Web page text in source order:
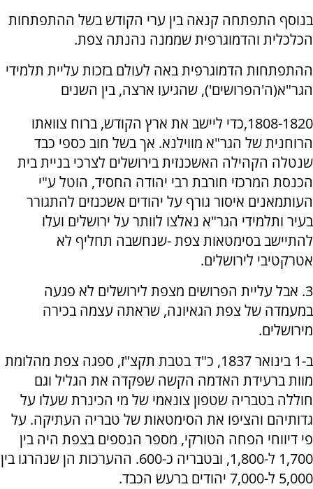
בנוסף התפתחה קנאה בין ערי הקודש בשל ההתפתחות
הכלכלית והדמוגרפית שממנה נהנתה צפת.
ההתפתחות הדמוגרפית באה לעולם בזכות עליית תלמידי
הגר"א(ה'הפרושים'), שהגיעו ארצה, בין השנים
1808-1820,כדי ליישב את ארץ הקודש, ברוח צוואתו
הרוחנית של הגר"א מווילנא. אך בשל חוב כספי כבד
שנטלה הקהילה האשכנזית בירושלים לצרכי בניית בית
הכנסת המרכזי חורבת רבי יהודה החסיד, הוטל ע"י
העותמאנים איסור גורף על יהודים אשכנזים להתגורר
בעיר ותלמידי הגר"א נאלצו לוותר על ירושלים ועלו
להתיישב בסימטאות צפת -שנחשבה תחליף לא
אטרקטיבי לירושלים.
3. אבל עליית הפרושים מצפת לירושלים לא פגעה
במעמדה של צפת הגאיונה, שראתה עצמה בכירה
מירושלים.
ב-1 בינואר 1837, כ"ד בטבת תקצ"ז, ספגה צפת מהלומת
מוות ברעידת האדמה הקשה שפקדה את הגליל וגם
חוללה בטבריה שטפון צונאמי של מי הכינרת שעלו על
גדותיהם והציפו את הסימטאות של טבריה העתיקה. על
פי דיווחי הפחה הטורקי, מספר הנספים בצפת היה בין
1,700 ל-1,800, ובטבריה כ-600. ההערכות הן שנהרגו בין
5,000 ל-7,000 יהודים ברעש הכבד.